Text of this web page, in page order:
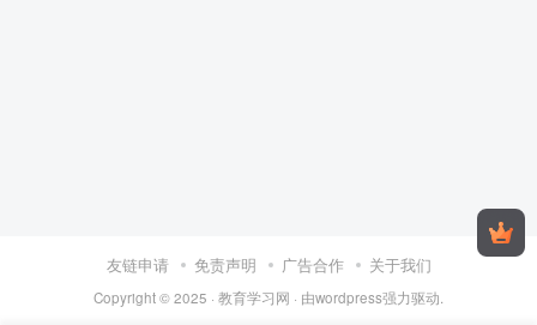
友链申请 免责声明 广告合作 关于我们
Copyright © 2025 · 教育学习网 · 由wordpress强力驱动.